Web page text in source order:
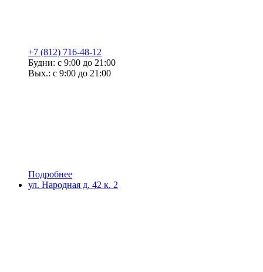
+7 (812) 716-48-12
Будни: с 9:00 до 21:00
Вых.: с 9:00 до 21:00
Подробнее
ул. Народная д. 42 к. 2